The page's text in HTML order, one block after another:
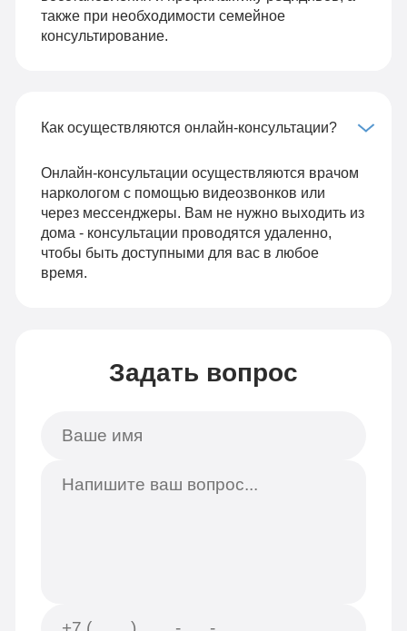
также при необходимости семейное
консультирование.
Как осуществляются онлайн-консультации?
Онлайн-консультации осуществляются врачом
наркологом с помощью видеозвонков или
через мессенджеры. Вам не нужно выходить из
дома - консультации проводятся удаленно,
чтобы быть доступными для вас в любое
время.
Задать вопрос